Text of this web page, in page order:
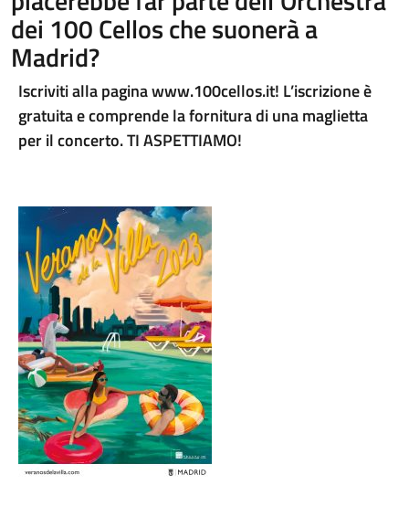
dei 100 Cellos che suonerà a
Madrid?
Iscriviti alla pagina www.100cellos.it! L’iscrizione è
gratuita e comprende la fornitura di una maglietta
per il concerto. TI ASPETTIAMO!